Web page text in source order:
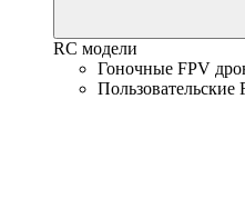
RC модели
Гоночные FPV